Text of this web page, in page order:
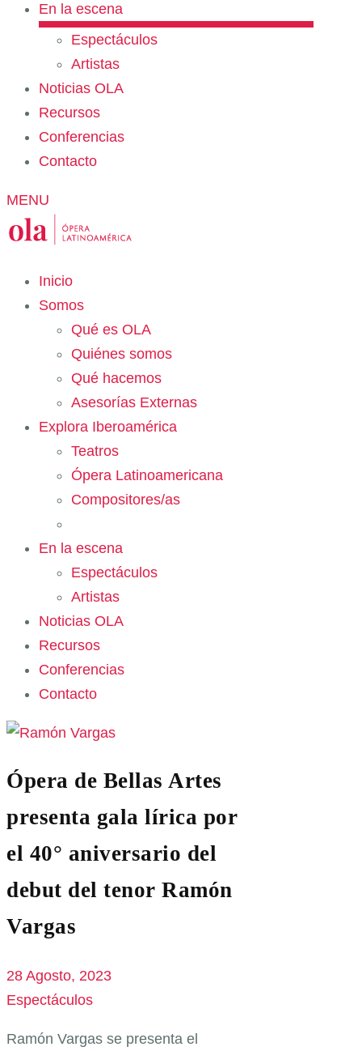
En la escena
Espectáculos
Artistas
Noticias OLA
Recursos
Conferencias
Contacto
MENU
Inicio
Somos
Qué es OLA
Quiénes somos
Qué hacemos
Asesorías Externas
Explora Iberoamérica
Teatros
Ópera Latinoamericana
Compositores/as
En la escena
Espectáculos
Artistas
Noticias OLA
Recursos
Conferencias
Contacto
Ópera de Bellas Artes
presenta gala lírica por
el 40° aniversario del
debut del tenor Ramón
Vargas
28 Agosto, 2023
Espectáculos
Ramón Vargas se presenta el